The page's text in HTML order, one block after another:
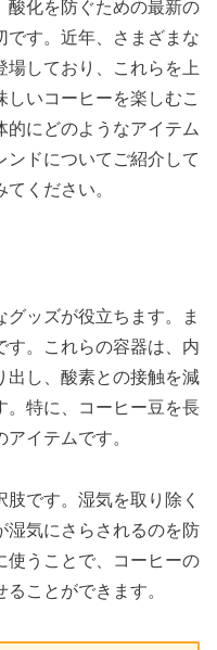
酸化を防ぐための最新の
です。近年、さまざまな
場しており、これらを上
いコーヒーを楽しむこ
的にどのようなアイテム
ンドについてご紹介して
ください。
ッズが役立ちます。ま
す。これらの容器は、内
出し、酸素との接触を減
。特に、コーヒー豆を長
イテムです。
です。湿気を取り除く
湿気にさらされるのを防
使うことで、コーヒーの
ことができます。